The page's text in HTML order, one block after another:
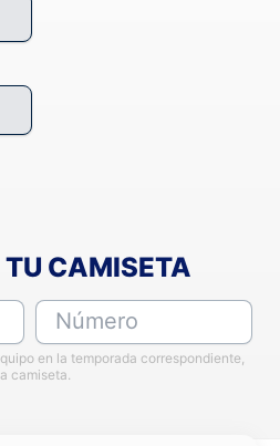
CAMISETA
Número
en la temporada correspondiente,
camiseta.